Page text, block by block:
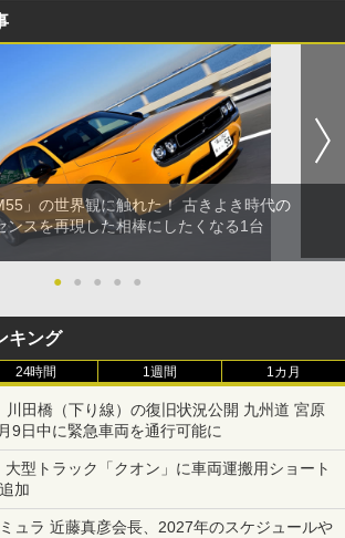
」の世界観に触れた！ 古きよき時代の
ンスを再現した相棒にしたくなる1台
● ● ● ● ●
キング
24時間 1週間 1カ月
川田橋（下り線）の復旧状況公開 九州道 宮原
9日中に緊急車両を通行可能に
大型トラック「クオン」に車両運搬用ショート
加
ュラ 近藤真彦会長、2027年のスケジュールや